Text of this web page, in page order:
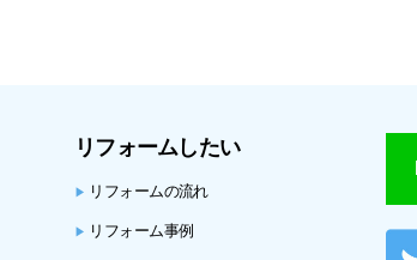
リフォームしたい
▶ リフォームの流れ
▶ リフォーム事例